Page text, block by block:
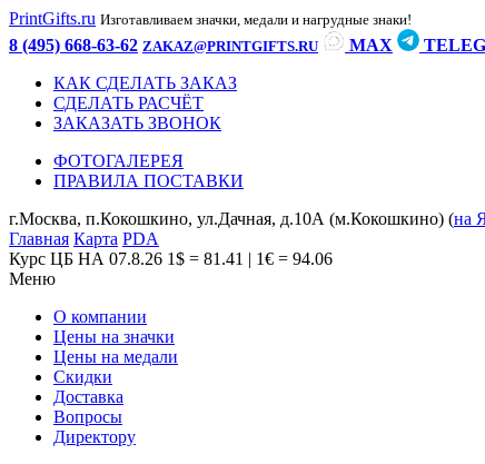
PrintGifts.ru Изготавливаем значки, медали и нагрудные знаки!
8 (495) 668-63-62 ZAKAZ@PRINTGIFTS.RU MAX
КАК СДЕЛАТЬ ЗАКАЗ
СДЕЛАТЬ РАСЧЁТ
ЗАКАЗАТЬ ЗВОНОК
ФОТОГАЛЕРЕЯ
ПРАВИЛА ПОСТАВКИ
г.Москва, п.Кокошкино, ул.Дачная, д.10А (м.Кокошкино) (на
Главная Карта PDA
Курс ЦБ НА 07.8.26 1$ = 81.41 | 1€ = 94.06
Меню
О компании
Цены на значки
Цены на медали
Скидки
Доставка
Вопросы
Директору